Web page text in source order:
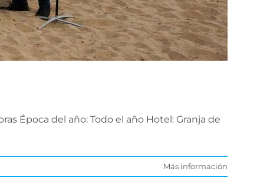
Época del año: Todo el año Hotel: Granja de
Más información